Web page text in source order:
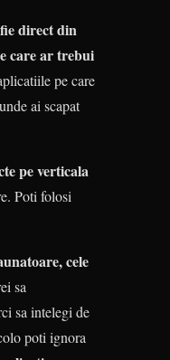
direct din
care ar trebui
pe care
ai scapat
pe verticala
Poti folosi
cele
sa
sa intelegi de
poti ignora